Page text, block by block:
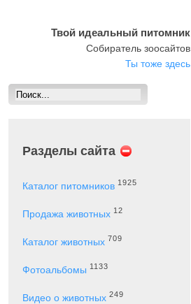
Твой идеальный питомник
Собиратель зоосайтов
Ты тоже здесь
Разделы сайта
Каталог питомников 1925
Продажа животных 12
Каталог животных 709
Фотоальбомы 1133
Видео о животных 249